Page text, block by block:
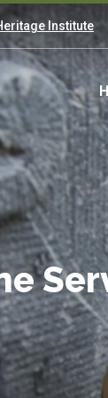
Institute